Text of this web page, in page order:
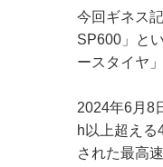
今回ギネス
SP600」と
ースタイヤ
2024年6月8
h以上超え
された最高